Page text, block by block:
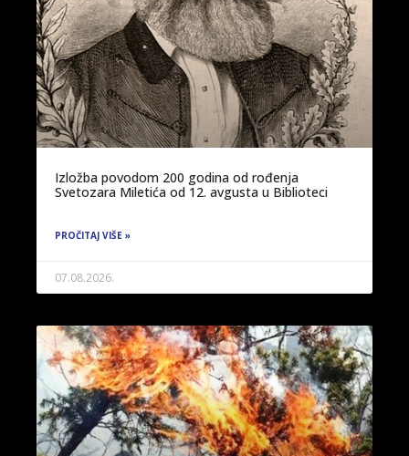
Izložba povodom 200 godina od rođenja
Svetozara Miletića od 12. avgusta u Biblioteci
PROČITAJ VIŠE »
07.08.2026.